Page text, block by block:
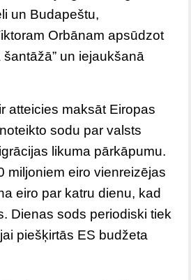
un Budapeštu,
Orbānam apsūdzot
šantāžā” un iejaukšanā
atteicies maksāt Eiropas
sodu par valsts
likuma pārkāpumu.
miljoniem eiro vienreizējas
eiro par katru dienu, kad
Dienas sods periodiski tiek
piešķirtās ES budžeta